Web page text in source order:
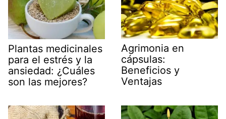
Plantas medicinales
para el estrés y la
ansiedad: ¿Cuáles
son las mejores?
Agrimonia en
cápsulas:
Beneficios y
Ventajas